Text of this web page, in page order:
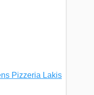
Pizzeria Lakis